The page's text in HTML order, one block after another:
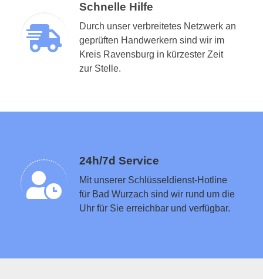
Schnelle Hilfe
Durch unser verbreitetes Netzwerk an
geprüften Handwerkern sind wir im
Kreis Ravensburg in kürzester Zeit
zur Stelle.
24h/7d Service
Mit unserer Schlüsseldienst-Hotline
für Bad Wurzach sind wir rund um die
Uhr für Sie erreichbar und verfügbar.
Schlüsseldienst in der Nähe vermitteln